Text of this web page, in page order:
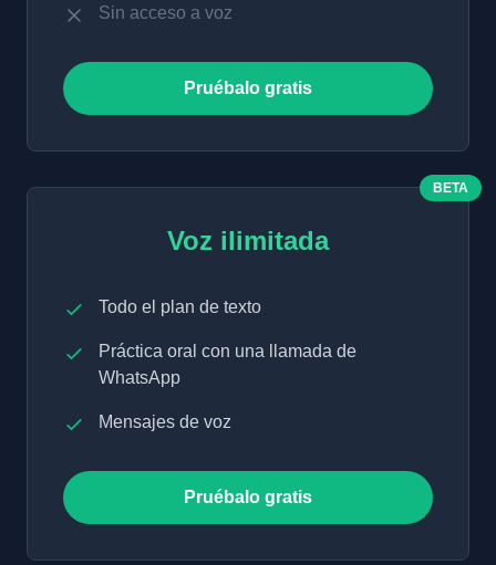
Sin acceso a voz
Pruébalo gratis
BETA
Voz ilimitada
Todo el plan de texto
Práctica oral con una llamada de
WhatsApp
Mensajes de voz
Pruébalo gratis